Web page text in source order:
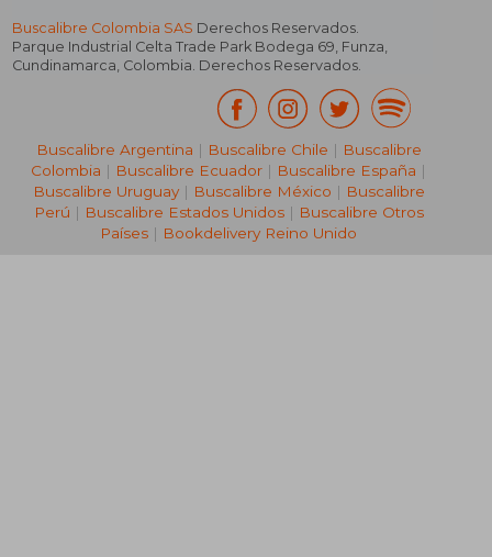
Buscalibre Colombia SAS Derechos Reservados.
Parque Industrial Celta Trade Park Bodega 69, Funza,
Cundinamarca, Colombia. Derechos Reservados.
Buscalibre Argentina | Buscalibre Chile | Buscalibre
Colombia | Buscalibre Ecuador | Buscalibre España |
Buscalibre Uruguay| Buscalibre México | Buscalibre
Perú | Buscalibre Estados Unidos| Buscalibre Otros
Países | Bookdelivery Reino Unido